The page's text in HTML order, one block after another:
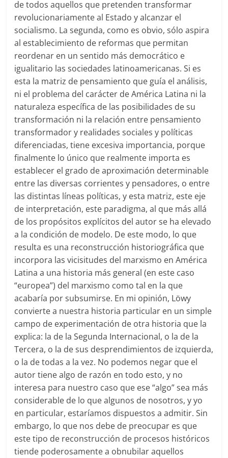
de todos aquellos que pretenden transformar
revolucionariamente al Estado y alcanzar el
socialismo. La segunda, como es obvio, sólo aspira
al establecimiento de reformas que permitan
reordenar en un sentido más democrático e
igualitario las sociedades latinoamericanas. Si es
esta la matriz de pensamiento que guía el análisis,
ni el problema del carácter de América Latina ni la
naturaleza específica de las posibilidades de su
transformación ni la relación entre pensamiento
transformador y realidades sociales y políticas
diferenciadas, tiene excesiva importancia, porque
finalmente lo único que realmente importa es
establecer el grado de aproximación determinable
entre las diversas corrientes y pensadores, o entre
las distintas líneas políticas, y esta matriz, este eje
de interpretación, este paradigma, al que más allá
de los propósitos explícitos del autor se ha elevado
a la condición de modelo. De este modo, lo que
resulta es una reconstrucción historiográfica que
incorpora las vicisitudes del marxismo en América
Latina a una historia más general (en este caso
“europea”) del marxismo como tal en la que
acabaría por subsumirse. En mi opinión, Löwy
convierte a nuestra historia particular en un simple
campo de experimentación de otra historia que la
explica: la de la Segunda Internacional, o la de la
Tercera, o la de sus desprendimientos de izquierda,
o la de todas a la vez. No podemos negar que el
autor tiene algo de razón en todo esto, y no
interesa para nuestro caso que ese “algo” sea más
considerable de lo que algunos de nosotros, y yo
en particular, estaríamos dispuestos a admitir. Sin
embargo, lo que nos debe de preocupar es que
este tipo de reconstrucción de procesos históricos
tiende poderosamente a obnubilar aquellos